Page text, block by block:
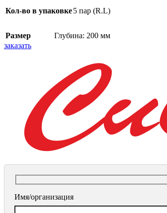
Кол-во в упаковке5 пар (R.L)
Размер
Глубина: 200 мм
заказать
Имя/организация